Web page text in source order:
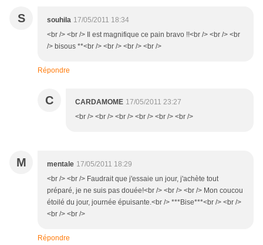
S souhila 17/05/2011 18:34
<br /> <br /> Il est magnifique ce pain bravo !!<br /> <br /> <br
/> bisous **<br /> <br /> <br /> <br />
Répondre
C CARDAMOME 17/05/2011 23:27
<br /> <br /> <br /> <br /> <br /> <br />
M mentale 17/05/2011 18:29
<br /> <br /> Faudrait que j'essaie un jour, j'achète tout
préparé, je ne suis pas douée!<br /> <br /> <br /> Mon coucou
étoilé du jour, journée épuisante.<br /> ***Bise***<br /> <br />
<br /> <br />
Répondre